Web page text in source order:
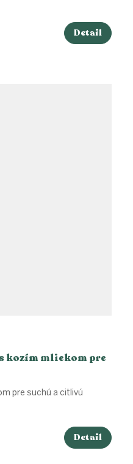
Detail
kozím mliekom pre
Detail
pre suchú a citlivú